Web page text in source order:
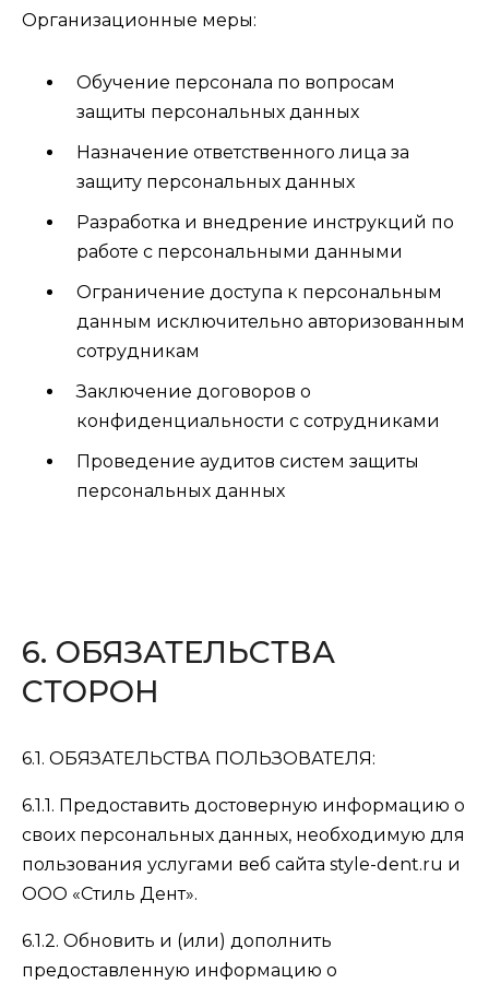
Организационные меры:
Обучение персонала по вопросам
защиты персональных данных
Назначение ответственного лица за
защиту персональных данных
Разработка и внедрение инструкций по
работе с персональными данными
Ограничение доступа к персональным
данным исключительно авторизованным
сотрудникам
Заключение договоров о
конфиденциальности с сотрудниками
Проведение аудитов систем защиты
персональных данных
6. ОБЯЗАТЕЛЬСТВА
СТОРОН
6.1. ОБЯЗАТЕЛЬСТВА ПОЛЬЗОВАТЕЛЯ:
6.1.1. Предоставить достоверную информацию о
своих персональных данных, необходимую для
пользования услугами веб сайта style-dent.ru и
ООО «Стиль Дент».
6.1.2. Обновить и (или) дополнить
предоставленную информацию о